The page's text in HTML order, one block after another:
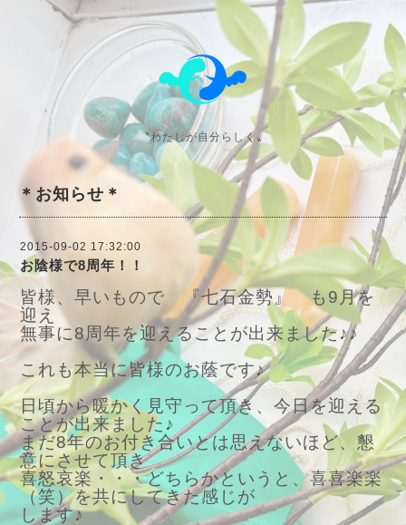
〝わたしが自分らしく〟
＊お知らせ＊
2015-09-02 17:32:00
お陰様で8周年！！
皆様、早いもので 『七石金勢』 も9月を
迎え
無事に8周年を迎えることが出来ました♪♪
これも本当に皆様のお蔭です♪
日頃から暖かく見守って頂き、今日を迎える
ことが出来ました♪
まだ8年のお付き合いとは思えないほど、懇
意にさせて頂き
喜怒哀楽・・・どちらかというと、喜喜楽楽
（笑）を共にしてきた感じが
します♪